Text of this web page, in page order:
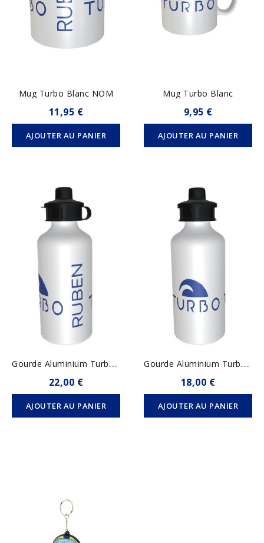
Mug Turbo Blanc NOM
11,95 €
AJOUTER AU PANIER
Mug Turbo Blanc
9,95 €
AJOUTER AU PANIER
G
Ourde Aluminium Turbo...
22,00 €
AJOUTER AU PANIER
G
Ourde Aluminium Turbo Blanche
18,00 €
AJOUTER AU PANIER